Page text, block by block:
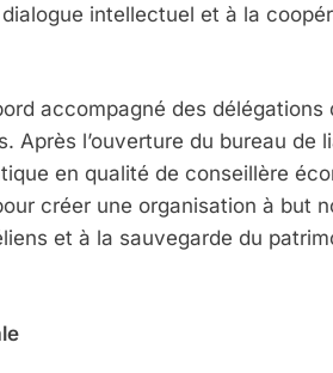
intellectuel et à la
accompagné des délégations
l’ouverture du bureau de
en qualité de conseillère
créer une organisation à but
et à la sauvegarde du
Selon Le Rapport